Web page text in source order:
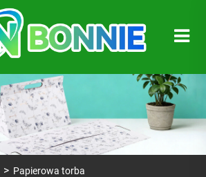
Papierowa torba